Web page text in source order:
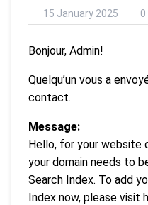
15 January 2025
Bonjour, Admin!
Quelqu’un vous a
contact.
Message:
Hello, for your website
your domain needs to
Search Index. To add
Index now, please